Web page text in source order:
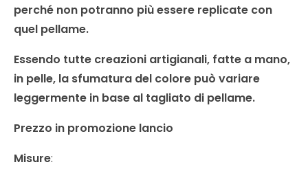
perché non potranno più essere replicate con
quel pellame.
Essendo tutte creazioni artigianali, fatte a mano,
in pelle, la sfumatura del colore può variare
leggermente in base al tagliato di pellame.
Prezzo in promozione lancio
Misure: